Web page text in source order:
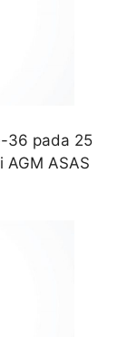
36 pada 25
ASAS